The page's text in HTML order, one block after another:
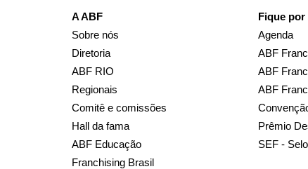
A ABF
Sobre nós
Diretoria
ABF RIO
Regionais
Comitê e comissões
Hall da fama
ABF Educação
Franchising Brasil
Fique
Agenda
ABF
ABF
ABF
Prêmio
SEF -